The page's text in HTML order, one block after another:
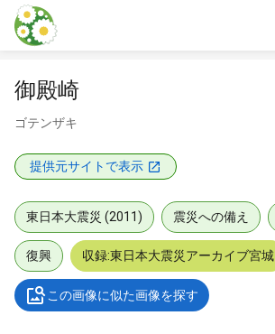
本文に飛ぶ
御殿崎
ゴテンザキ
提供元サイトで表示
東日本大震災 (2011) 震災への備え
復興 収録:東日本大震災アーカイブ宮城
この画像に似た画像を探す